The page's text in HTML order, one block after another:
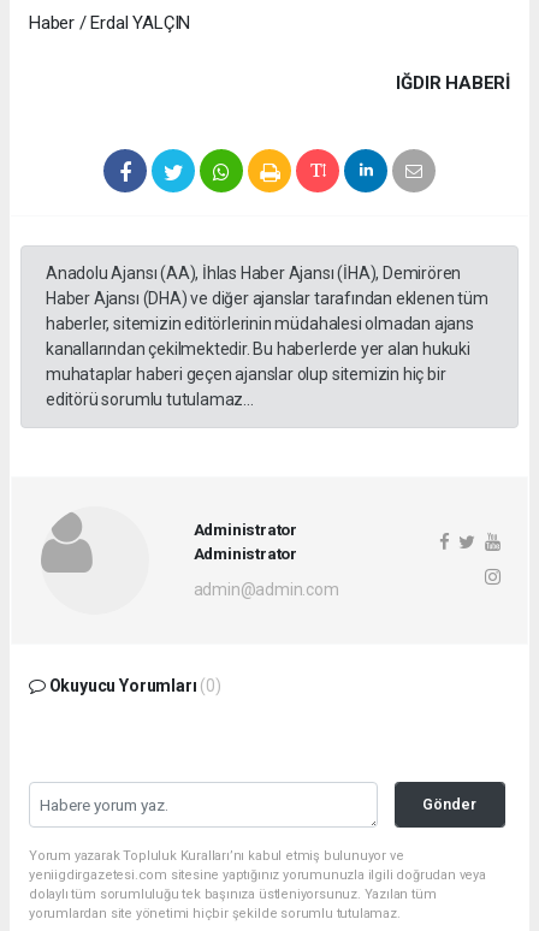
Haber / Erdal YALÇIN
IĞDIR HABERİ
Anadolu Ajansı (AA), İhlas Haber Ajansı (İHA), Demirören
Haber Ajansı (DHA) ve diğer ajanslar tarafından eklenen tüm
haberler, sitemizin editörlerinin müdahalesi olmadan ajans
kanallarından çekilmektedir. Bu haberlerde yer alan hukuki
muhataplar haberi geçen ajanslar olup sitemizin hiç bir
editörü sorumlu tutulamaz...
Administrator
Administrator
admin@admin.com
Okuyucu Yorumları (0)
Gönder
Yorum yazarak Topluluk Kuralları’nı kabul etmiş bulunuyor ve
yeniigdirgazetesi.com sitesine yaptığınız yorumunuzla ilgili doğrudan veya
dolaylı tüm sorumluluğu tek başınıza üstleniyorsunuz. Yazılan tüm
yorumlardan site yönetimi hiçbir şekilde sorumlu tutulamaz.